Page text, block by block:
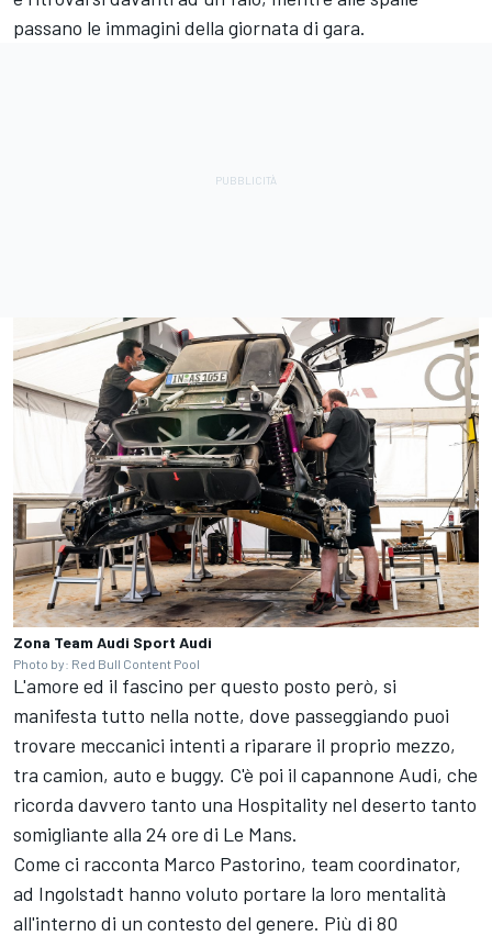
passano le immagini della giornata di gara.
Zona Team Audi Sport Audi
Photo by: Red Bull Content Pool
L'amore ed il fascino per questo posto però, si
manifesta tutto nella notte, dove passeggiando puoi
trovare meccanici intenti a riparare il proprio mezzo,
tra camion, auto e buggy. C'è poi il capannone Audi, che
ricorda davvero tanto una Hospitality nel deserto tanto
somigliante alla 24 ore di Le Mans.
Come ci racconta Marco Pastorino, team coordinator,
ad Ingolstadt hanno voluto portare la loro mentalità
all'interno di un contesto del genere. Più di 80